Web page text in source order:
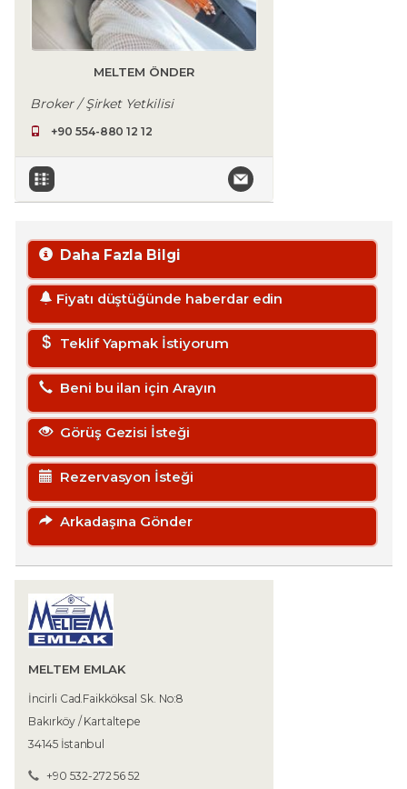
MELTEM ÖNDER
Broker / Şirket Yetkilisi
+90 554-880 12 12
Daha Fazla Bilgi
Fiyatı düştüğünde haberdar edin
Teklif Yapmak İstiyorum
Beni bu ilan için Arayın
Görüş Gezisi İsteği
Rezervasyon İsteği
Arkadaşına Gönder
MELTEM EMLAK
İncirli Cad.Faikköksal Sk. No:8
Bakırköy / Kartaltepe
34145 İstanbul
+90 532-272 56 52